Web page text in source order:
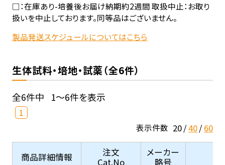
□：在庫あり-培養後お届け納期約2週間 取扱中止：お取り
扱いを中止しております。同等品はございません。
製品発送スケジュールについてはこちら
生体試料・培地・試薬（全6件）
全6件中 1～6件を表示
1
表示件数 20 40 60
商品詳細情報
注文
Cat.No
メーカー
略号